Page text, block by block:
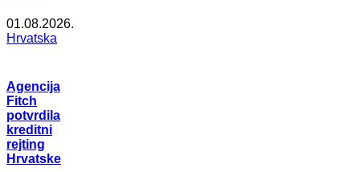
01.08.2026.
Hrvatska
Agencija
Fitch
potvrdila
kreditni
rejting
Hrvatske